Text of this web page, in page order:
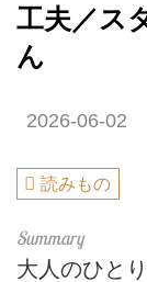
工夫／ス
ん
2026-06-02
読みもの
大人のひと